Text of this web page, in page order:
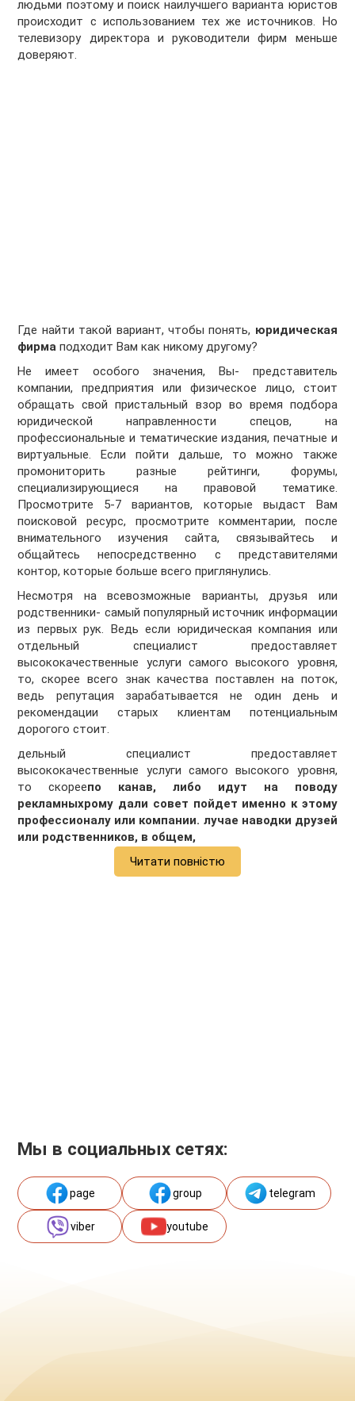
людьми поэтому и поиск наилучшего варианта юристов
происходит с использованием тех же источников. Но
телевизору директора и руководители фирм меньше
доверяют.
Где найти такой вариант, чтобы понять, юридическая
фирма подходит Вам как никому другому?
Не имеет особого значения, Вы- представитель
компании, предприятия или физическое лицо, стоит
обращать свой пристальный взор во время подбора
юридической направленности спецов, на
профессиональные и тематические издания, печатные и
виртуальные. Если пойти дальше, то можно также
промониторить разные рейтинги, форумы,
специализирующиеся на правовой тематике.
Просмотрите 5-7 вариантов, которые выдаст Вам
поисковой ресурс, просмотрите комментарии, после
внимательного изучения сайта, связывайтесь и
общайтесь непосредственно с представителями
контор, которые больше всего приглянулись.
Несмотря на всевозможные варианты, друзья или
родственники- самый популярный источник информации
из первых рук. Ведь если юридическая компания или
отдельный специалист предоставляет
высококачественные услуги самого высокого уровня,
то, скорее всего знак качества поставлен на поток,
ведь репутация зарабатывается не один день и
рекомендации старых клиентам потенциальным
дорогого стоит.
дельный специалист предоставляет
высококачественные услуги самого высокого уровня,
то скореепо канав, либо идут на поводу
рекламныхрому дали совет пойдет именно к этому
профессионалу или компании. лучае наводки друзей
или родственников, в общем,
Читати повністю
Мы в социальных сетях:
page group telegram
viber youtube